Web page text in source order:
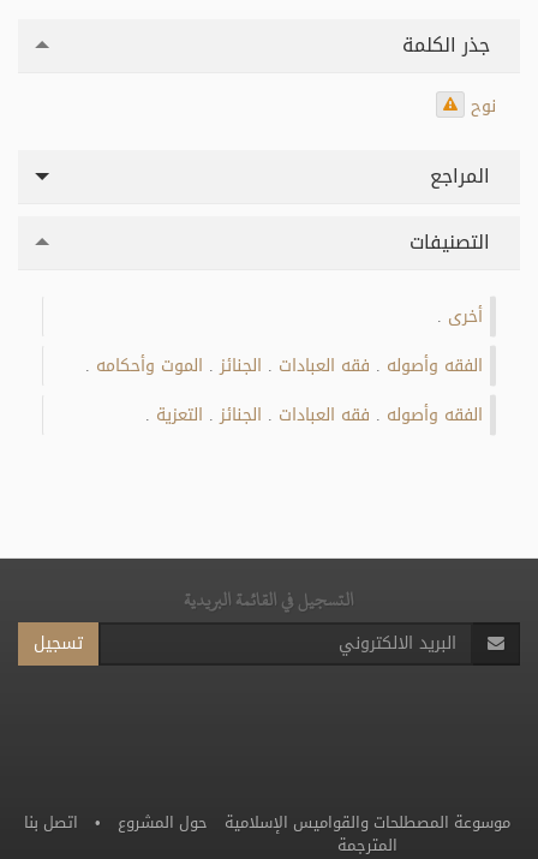
جذر الكلمة
نوح
المراجع
التصنيفات
أخرى
الفقه وأصوله فقه العبادات الجنائز الموت وأحكامه
الفقه وأصوله فقه العبادات الجنائز التعزية
التسجيل في القائمة البريدية
تسجيل
حول المشروع • اتصل بنا موسوعة المصطلحات والقواميس الإسلامية
المترجمة